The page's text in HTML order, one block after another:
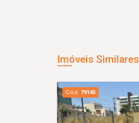
Imóveis Similares
Cód. 79145